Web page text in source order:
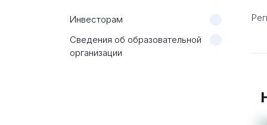
Инвесторам
Сведения об образовательной
организации